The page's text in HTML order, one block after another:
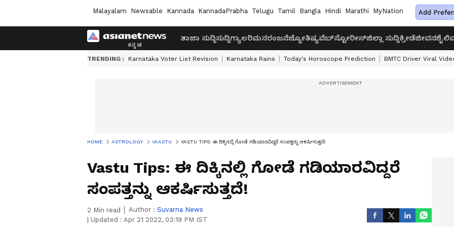
Malayalam Newsable Kannada KannadaPrabha Telugu Tamil Bangla Hindi Marathi MyNation Add
ತಾಜಾ ಸುದ್ದಿಸುದ್ದಿಗ್ಯಾಲರಿಮನರಂಜನೆಜ್ಯೋತಿಷ್ಯವೆಬ್‌ಸ್ಟೋರೀಸ್ಜಿಲ್ಲಾ ಸುದ್ದಿಕ್ರೀಡೆಜೀವನಶೈಲಿ
TRENDING : Karnataka Voter List Revision Karnataka Rains Today's Horoscope Prediction BMTC Driver Viral
HOME ASTROLOGY VAASTU VASTU TIPS: ಈ ದಿಕ್ಕಿನಲ್ಲಿ ಗೋಡೆ ಗಡಿಯಾರವಿದ್ದರೆ ಸಂಪತ್ತನ್ನು ಆಕರ್ಷಿಸುತ್ತದೆ!
Vastu Tips: ಈ ದಿಕ್ಕಿನಲ್ಲಿ ಗೋಡೆ ಗಡಿಯಾರವಿದ್ದರೆ
ಸಂಪತ್ತನ್ನು ಆಕರ್ಷಿಸುತ್ತದೆ!
2 Min read Author : Suvarna News
Updated : Apr 21 2022, 03:19 PM IST